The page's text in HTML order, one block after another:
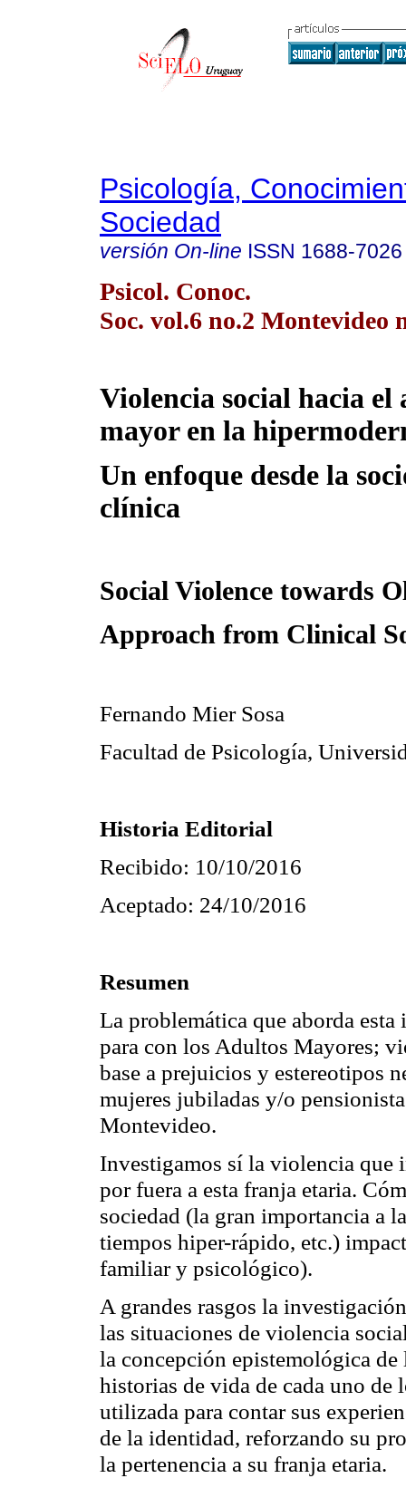
Psicología,
Sociedad
versión On-line ISSN 1688-7026
Psicol. Conoc.
Soc. vol.6 no.2 Montevideo
Violencia social hacia el
mayor en la
Un enfoque desde la
clínica
Social Violence towards
Approach from Clinical
Fernando Mier Sosa
Facultad de Psicología,
Historia Editorial
Recibido: 10/10/2016
Aceptado: 24/10/2016
Resumen
La problemática que aborda
para con los Adultos Mayores;
base a prejuicios y estereotipos
mujeres jubiladas y/o
Montevideo.
Investigamos sí la violencia que
por fuera a esta franja etaria.
sociedad (la gran importancia a
tiempos hiper-rápido, etc.)
familiar y psicológico).
A grandes rasgos la
las situaciones de violencia
la concepción epistemológica
historias de vida de cada uno de
utilizada para contar sus
de la identidad, reforzando su
la pertenencia a su franja etaria.